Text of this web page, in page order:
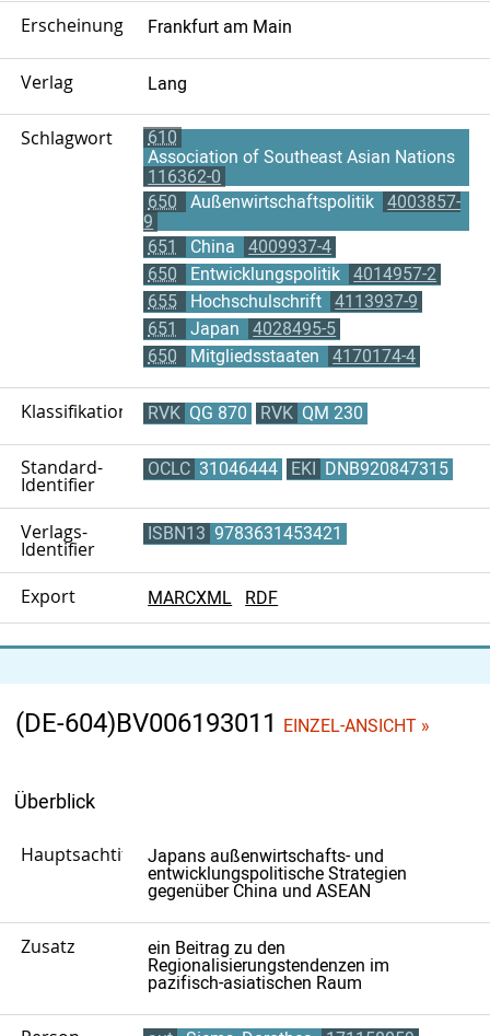
ErscheinungsortFrankfurt am Main
Verlag Lang
Schlagwort
610
Association of Southeast Asian Nations
116362-0
650
Außenwirtschaftspolitik
4003857-
9
651
China
4009937-4
650
Entwicklungspolitik
4014957-2
655
Hochschulschrift
4113937-9
651
Japan
4028495-5
650
Mitgliedsstaaten 4170174-4
Klassifikation RVK QG 870 RVK QM 230
Standard-
Identifier
OCLC 31046444 EKI DNB920847315
Verlags-
Identifier
ISBN13 9783631453421
Export MARCXML RDF
(DE-604)BV006193011 EINZEL-ANSICHT »
Überblick
Hauptsachtitel
Japans außenwirtschafts- und
entwicklungspolitische Strategien
gegenüber China und ASEAN
Zusatz
ein Beitrag zu den
Regionalisierungstendenzen im
pazifisch-asiatischen Raum